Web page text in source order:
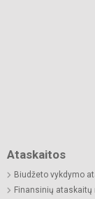
Ataskaitos
Biudžeto vykdymo
Finansinių ataskaitų